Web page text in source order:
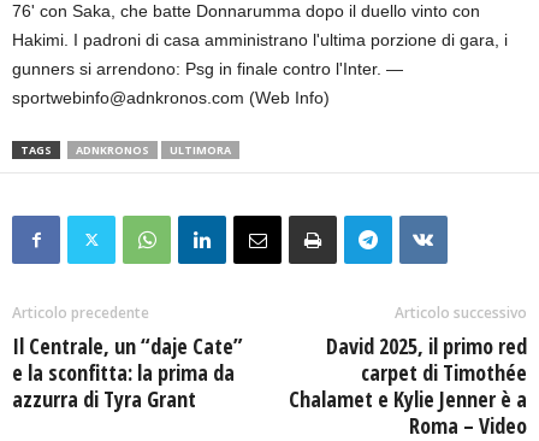
76' con Saka, che batte Donnarumma dopo il duello vinto con
Hakimi. I padroni di casa amministrano l'ultima porzione di gara, i
gunners si arrendono: Psg in finale contro l'Inter. —
sportwebinfo@adnkronos.com (Web Info)
TAGS ADNKRONOS ULTIMORA
Articolo precedente
Il Centrale, un “daje Cate”
e la sconfitta: la prima da
azzurra di Tyra Grant
Articolo successivo
David 2025, il primo red
carpet di Timothée
Chalamet e Kylie Jenner è a
Roma – Video